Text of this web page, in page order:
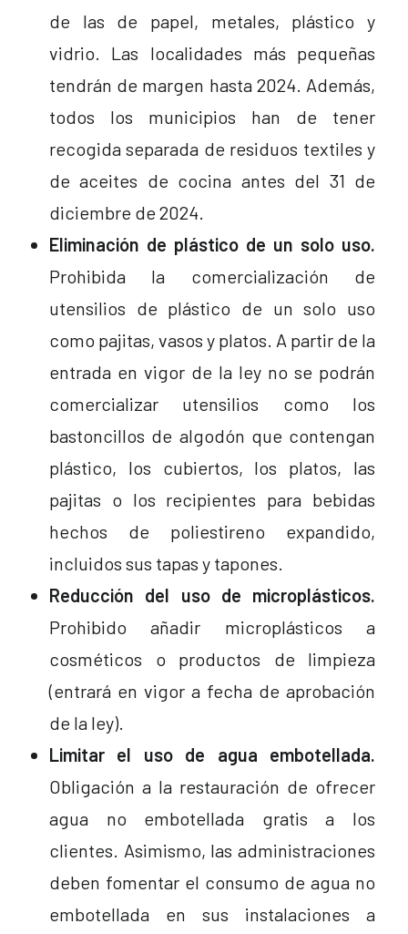
de las de papel, metales, plástico y
vidrio. Las localidades más pequeñas
tendrán de margen hasta 2024. Además,
todos los municipios han de tener
recogida separada de residuos textiles y
de aceites de cocina antes del 31 de
diciembre de 2024.
Eliminación de plástico de un solo uso.
Prohibida la comercialización de
utensilios de plástico de un solo uso
como pajitas, vasos y platos. A partir de la
entrada en vigor de la ley no se podrán
comercializar utensilios como los
bastoncillos de algodón que contengan
plástico, los cubiertos, los platos, las
pajitas o los recipientes para bebidas
hechos de poliestireno expandido,
incluidos sus tapas y tapones.
Reducción del uso de microplásticos.
Prohibido añadir microplásticos a
cosméticos o productos de limpieza
(entrará en vigor a fecha de aprobación
de la ley).
Limitar el uso de agua embotellada.
Obligación a la restauración de ofrecer
agua no embotellada gratis a los
clientes. Asimismo, las administraciones
deben fomentar el consumo de agua no
embotellada en sus instalaciones a